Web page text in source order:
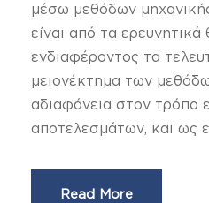
μέσω μεθόδων
είναι από τα
ενδιαφέροντος τα
μειονέκτημα των
αδιαφάνεια στον τρόπο
αποτελεσμάτων, και ως
Read More